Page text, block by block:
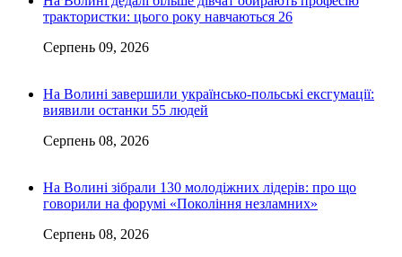
трактористки: цього року навчаються 26
Серпень 09, 2026
На Волині завершили українсько-польські ексгумації:
виявили останки 55 людей
Серпень 08, 2026
На Волині зібрали 130 молодіжних лідерів: про що
говорили на форумі «Покоління незламних»
Серпень 08, 2026